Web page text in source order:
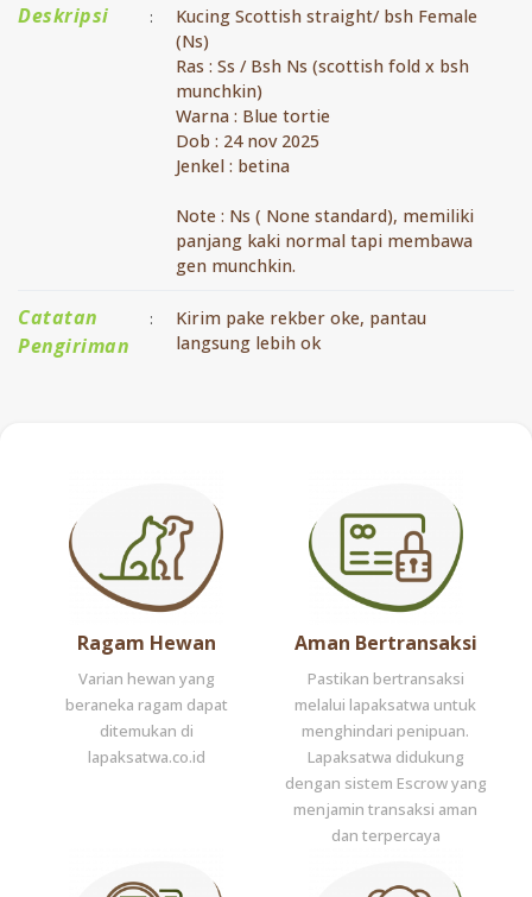
Deskripsi :
Kucing Scottish straight/ bsh Female
(Ns)
Ras : Ss / Bsh Ns (scottish fold x bsh
munchkin)
Warna : Blue tortie
Dob : 24 nov 2025
Jenkel : betina
Note : Ns ( None standard), memiliki
panjang kaki normal tapi membawa
gen munchkin.
Catatan
Pengiriman
:
Kirim pake rekber oke, pantau
langsung lebih ok
Ragam Hewan
Varian hewan yang
beraneka ragam dapat
ditemukan di
lapaksatwa.co.id
Aman Bertransaksi
Pastikan bertransaksi
melalui lapaksatwa untuk
menghindari penipuan.
Lapaksatwa didukung
dengan sistem Escrow yang
menjamin transaksi aman
dan terpercaya